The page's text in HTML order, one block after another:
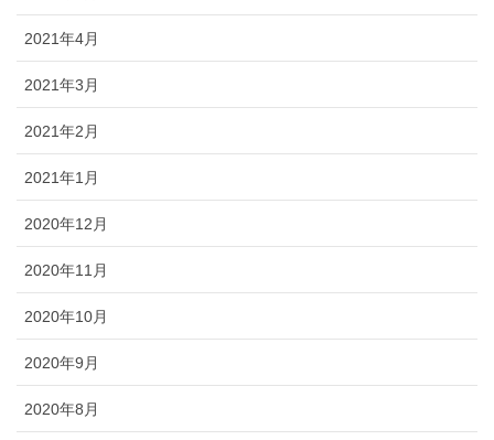
2021年4月
2021年3月
2021年2月
2021年1月
2020年12月
2020年11月
2020年10月
2020年9月
2020年8月